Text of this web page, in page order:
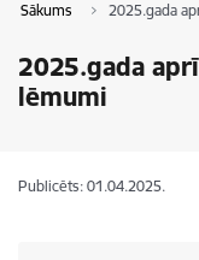
Sākums 2025.gada
2025.gada
lēmumi
Publicēts: 01.04.2025.